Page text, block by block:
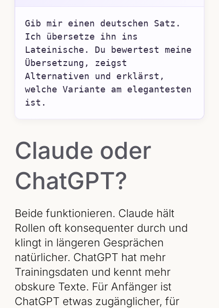
Gib mir einen deutschen Satz.
Ich übersetze ihn ins
Lateinische. Du bewertest meine
Übersetzung, zeigst
Alternativen und erklärst,
welche Variante am elegantesten
ist.
Claude oder
ChatGPT?
Beide funktionieren. Claude hält
Rollen oft konsequenter durch und
klingt in längeren Gesprächen
natürlicher. ChatGPT hat mehr
Trainingsdaten und kennt mehr
obskure Texte. Für Anfänger ist
ChatGPT etwas zugänglicher, für